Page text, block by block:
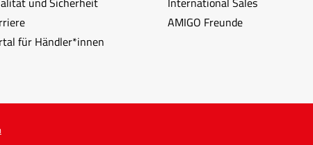
für Händler*innen
AMIGO Freunde